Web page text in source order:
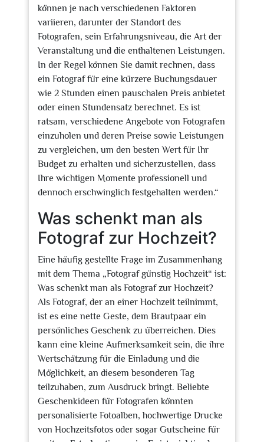
können je nach verschiedenen Faktoren
variieren, darunter der Standort des
Fotografen, sein Erfahrungsniveau, die Art der
Veranstaltung und die enthaltenen Leistungen.
In der Regel können Sie damit rechnen, dass
ein Fotograf für eine kürzere Buchungsdauer
wie 2 Stunden einen pauschalen Preis anbietet
oder einen Stundensatz berechnet. Es ist
ratsam, verschiedene Angebote von Fotografen
einzuholen und deren Preise sowie Leistungen
zu vergleichen, um den besten Wert für Ihr
Budget zu erhalten und sicherzustellen, dass
Ihre wichtigen Momente professionell und
dennoch erschwinglich festgehalten werden.“
Was schenkt man als
Fotograf zur Hochzeit?
Eine häufig gestellte Frage im Zusammenhang
mit dem Thema „Fotograf günstig Hochzeit“ ist:
Was schenkt man als Fotograf zur Hochzeit?
Als Fotograf, der an einer Hochzeit teilnimmt,
ist es eine nette Geste, dem Brautpaar ein
persönliches Geschenk zu überreichen. Dies
kann eine kleine Aufmerksamkeit sein, die ihre
Wertschätzung für die Einladung und die
Möglichkeit, an diesem besonderen Tag
teilzuhaben, zum Ausdruck bringt. Beliebte
Geschenkideen für Fotografen könnten
personalisierte Fotoalben, hochwertige Drucke
von Hochzeitsfotos oder sogar Gutscheine für